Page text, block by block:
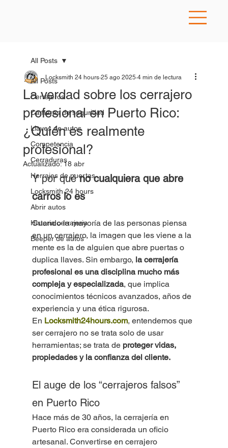
All Posts
Cerrajeros
Camaras de seguridad
Llaves de autos
Competencia
Cerraduras
Herrajes de puertas
Locksmith 24 hours
Abrir autos
Historia cerrajeria
Beeper de autos
All Posts
La verdad sobre los cerrajero
profesional en Puerto Rico:
¿Quién es realmente
profesional?
Locksmith 24 hours 25 ago 2025 4 min de lectura
Actualizado:18 abr
Y por qué no cualquiera que abre
carros lo es
Cuando la mayoría de las personas piensa
en un cerrajero, la imagen que les viene a la
mente es la de alguien que abre puertas o
duplica llaves. Sin embargo, la cerrajería
profesional es una disciplina mucho más
compleja y especializada, que implica
conocimientos técnicos avanzados, años de
experiencia y una ética rigurosa.
En Locksmith24hours.com, entendemos que
ser cerrajero no se trata solo de usar
herramientas; se trata de proteger vidas,
propiedades y la confianza del cliente.
El auge de los “cerrajeros falsos”
en Puerto Rico
Hace más de 30 años, la cerrajería en
Puerto Rico era considerada un oficio
artesanal. Convertirse en cerrajero